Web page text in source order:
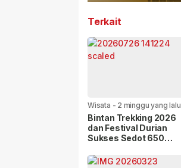
Terkait
Wisata - 2 minggu yang lalu
Bintan Trekking 2026
dan Festival Durian
Sukses Sedot 650
Kian Bergairah